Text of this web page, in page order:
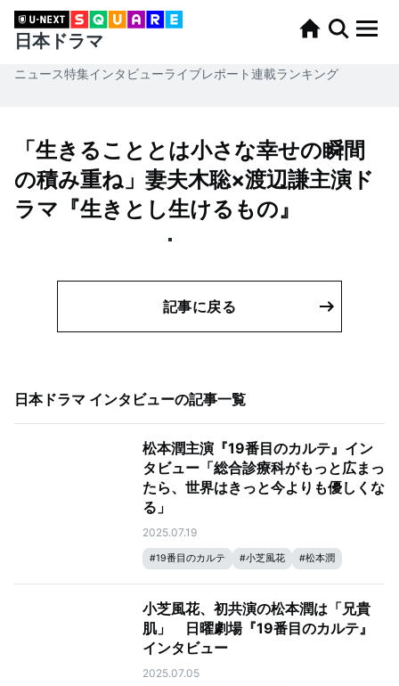
日本ドラマ
ニュース特集インタビューライブレポート連載ランキング
「生きることとは小さな幸せの瞬間
の積み重ね」妻夫木聡×渡辺謙主演ド
ラマ『生きとし生けるもの』
記事に戻る
日本ドラマ インタビューの記事一覧
松本潤主演『19番目のカルテ』イン
タビュー「総合診療科がもっと広まっ
たら、世界はきっと今よりも優しくな
る」
2025.07.19
#19番目のカルテ #小芝風花 #松本潤
小芝風花、初共演の松本潤は「兄貴
肌」 日曜劇場『19番目のカルテ』
インタビュー
2025.07.05